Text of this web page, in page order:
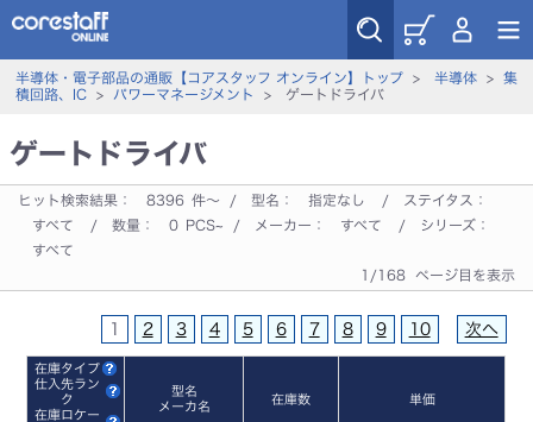
半導体・電子部品の通販【コアスタッフ オンライン】トップ> 半導体> 集
積回路、IC> パワーマネージメント > ゲートドライバ
ゲートドライバ
ヒット検索結果： 8396 件～ / 型名： 指定なし
/ ステイタス：
すべて
/ 数量： 0 PCS~ / メーカー： すべて
/ シリーズ：
すべて
1/168 ページ目を表示
1 2 3 4 5 6 7 8 9 10 次へ
在庫タイプ
仕入先ラン
ク
在庫ロケー
型名
メーカ名
在庫数 単価